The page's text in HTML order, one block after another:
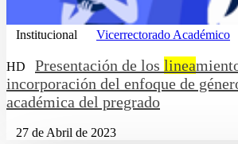
Institucional Vicerrectorado Académico
HD Presentación de los linea
incorporación del enfoque de
académica del pregrado
27 de Abril de 2023